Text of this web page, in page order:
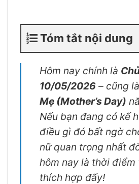
Tóm tắt nội dung
Hôm nay chính là
10/05/2026 – cũng là
Mẹ (Mother’s Day)
Nếu bạn đang có kế
điều gì đó bất ngờ
nữ quan trọng nhất
hôm nay là thời điểm
thích hợp đấy!